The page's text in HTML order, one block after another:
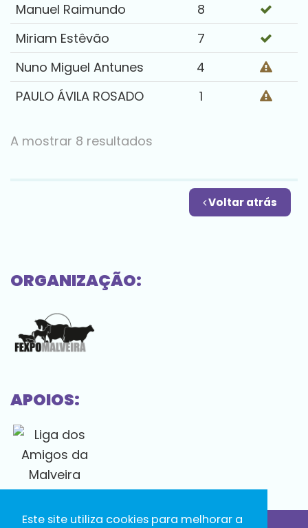
Este site utiliza cookies para melhorar a
Manuel Raimundo
8
Miriam Estêvão
7
Nuno Miguel Antunes
4
PAULO ÁVILA ROSADO
1
A mostrar 8 resultados
Voltar atrás
ORGANIZAÇÃO:
APOIOS: